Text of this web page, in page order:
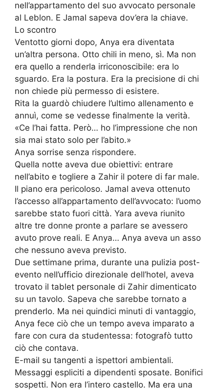
nell’appartamento del suo avvocato personale
al Leblon. E Jamal sapeva dov’era la chiave.
Lo scontro
Ventotto giorni dopo, Anya era diventata
un’altra persona. Otto chili in meno, sì. Ma non
era quello a renderla irriconoscibile: era lo
sguardo. Era la postura. Era la precisione di chi
non chiede più permesso di esistere.
Rita la guardò chiudere l’ultimo allenamento e
annuì, come se vedesse finalmente la verità.
«Ce l’hai fatta. Però… ho l’impressione che non
sia mai stato solo per l’abito.»
Anya sorrise senza rispondere.
Quella notte aveva due obiettivi: entrare
nell’abito e togliere a Zahir il potere di far male.
Il piano era pericoloso. Jamal aveva ottenuto
l’accesso all’appartamento dell’avvocato: l’uomo
sarebbe stato fuori città. Yara aveva riunito
altre tre donne pronte a parlare se avessero
avuto prove reali. E Anya… Anya aveva un asso
che nessuno aveva previsto.
Due settimane prima, durante una pulizia post-
evento nell’ufficio direzionale dell’hotel, aveva
trovato il tablet personale di Zahir dimenticato
su un tavolo. Sapeva che sarebbe tornato a
prenderlo. Ma nei quindici minuti di vantaggio,
Anya fece ciò che un tempo aveva imparato a
fare con cura da studentessa: fotografò tutto
ciò che contava.
E-mail su tangenti a ispettori ambientali.
Messaggi espliciti a dipendenti sposate. Bonifici
sospetti. Non era l’intero castello. Ma era una